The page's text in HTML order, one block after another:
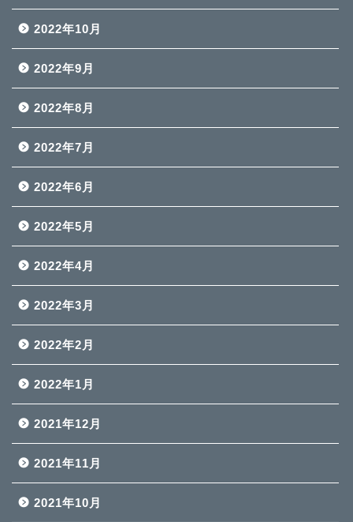
2022年10月
2022年9月
2022年8月
2022年7月
2022年6月
2022年5月
2022年4月
2022年3月
2022年2月
2022年1月
2021年12月
2021年11月
2021年10月